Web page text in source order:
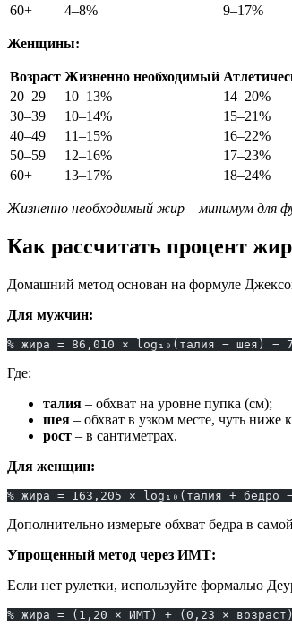
60+
4–8% 9–17%
Женщины:
Возраст Жизненно необходимый
20–29
10–13% 14–20%
30–39
10–14% 15–21%
40–49
11–15% 16–22%
50–59
12–16% 17–23%
60+
13–17% 18–24%
Жизненно необходимый жир – минимум для
Как рассчитать процент
Домашний метод основан на формуле
Для мужчин:
% жира = 86,010 × log₁₀(талия − шея) −
Где:
талия – обхват на уровне пупка (см);
шея – обхват в узком месте, чуть ниже
рост – в сантиметрах.
Для женщин:
% жира = 163,205 × log₁₀(талия +
Дополнительно измерьте обхват бедра в
Упрощенный метод через ИМТ:
Если нет рулетки, используйте формалью
% жира = (1,20 × ИМТ) + (0,23 ×